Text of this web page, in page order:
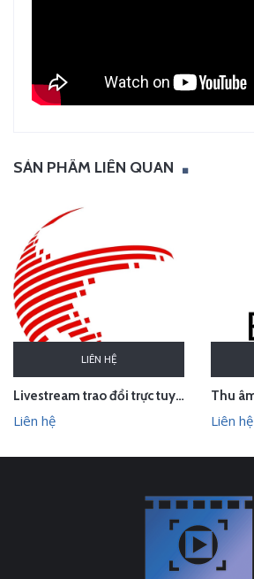
SẢN PHẨM LIÊN QUAN
LIÊN HỆ
Livestream trao đổi trực tuyến về sở hữu trí tuệ trong hiệp định EVFTA
Liên hệ Liên hệ